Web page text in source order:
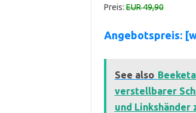
Preis:EUR 49,90
Angebotspreis:
See also
verstellbarer
und Linkshänder